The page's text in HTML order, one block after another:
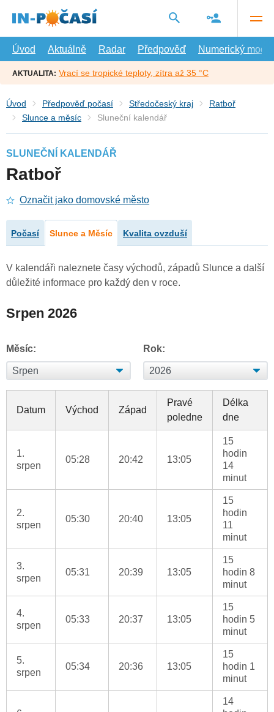
hlavní
Úvod
Aktuálně Radar Předpověď Numerický model
AKTUALITA: Vrací se tropické teploty, zítra až 35 °C
Úvod Předpověď počasí Středočeský kraj
Ratboř
Slunce a měsíc
Sluneční kalendář
SLUNEČNÍ KALENDÁŘ
Ratboř
Označit jako domovské město
Počasí Slunce a Měsíc Kvalita ovzduší
V kalendáři naleznete časy východů, západů Slunce a další
důležité informace pro každý den v roce.
Srpen 2026
Měsíc: Rok:
Datum Východ Západ
Pravé
poledne
Délka
dne
1.
srpen
05:28 20:42 13:05
15
hodin
14
minut
2.
srpen
05:30 20:40 13:05
15
hodin
11
minut
3.
srpen
05:31 20:39 13:05
15
hodin 8
minut
4.
srpen
05:33 20:37 13:05
15
hodin 5
minut
5.
srpen
05:34 20:36 13:05
15
hodin 1
minut
14